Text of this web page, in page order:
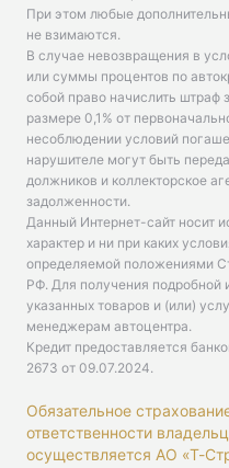
При этом любые
не взимаются.
В случае невозвращения в
или суммы процентов по
собой право начислить штраф
размере 0,1% от
несоблюдении условий
нарушителе могут быть
должников и коллекторское
задолженности.
Данный Интернет-сайт носит
характер и ни при каких
определяемой положениями
РФ. Для получения подробной
указанных товаров и (или)
менеджерам автоцентра.
Кредит предоставляется
2673 от 09.07.2024.
Обязательное
ответственности
осуществляется АО «Т-